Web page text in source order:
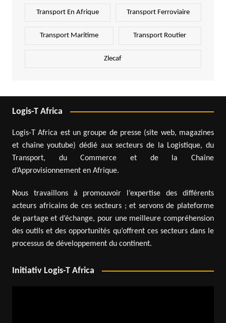
Transport En Afrique Transport Ferroviaire
Transport Maritime Transport Routier
Zlecaf
Logis-T Africa
Logis-T Africa est un groupe de presse (site web, magazines
et chaîne youtube) dédié aux secteurs de la Logistique, du
Transport, du Commerce et de la Chaîne
d’Approvisionnement en Afrique.
Nous travaillons à promouvoir l’expertise des différents
acteurs africains de ces secteurs ; et servons de plateforme
de partage et d’échange, pour une meilleure compréhension
des outils et des opportunités qu’offrent ces secteurs dans le
processus de développement du continent.
Initiativ Logis-T Africa